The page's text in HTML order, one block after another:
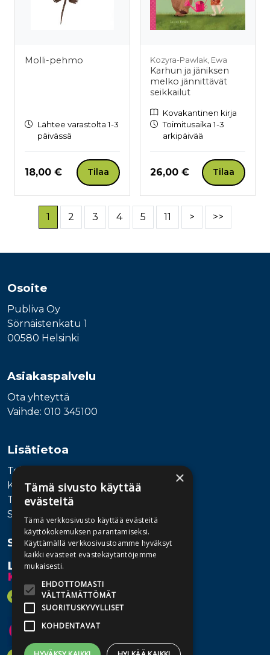
Molli-pehmo
Lähtee varastolta 1-3
päivässä
Hinta nyt
18,00 € Tilaa
Kozyra-Pawlak, Ewa
Karhun ja jäniksen
melko jännittävät
seikkailut
Kovakantinen kirja
Toimitusaika 1-3
arkipäivää
Hinta nyt
26,00 € Tilaa
1 2 3 4 5 11 > >>
Osoite
Publiva Oy
Sörnäistenkatu 1
00580 Helsinki
Asiakaspalvelu
Ota yhteyttä
Vaihde: 010 345100
Lisätietoa
Toimitusehdot
Käyttöohjeet
Tietosuojaseloste
Saavutettavuusseloste
Seuraa meitä
×
Tämä sivusto käyttää
evästeitä
Tämä verkkosivusto käyttää evästeitä
käyttökokemuksen parantamiseksi.
Käyttämällä verkkosivustoamme hyväksyt
kaikki evästeet evästekäytäntöjemme
mukaisesti.
EHDOTTOMASTI
VÄLTTÄMÄTTÖMÄT
SUORITUSKYVYLLISET
KOHDENTAVAT